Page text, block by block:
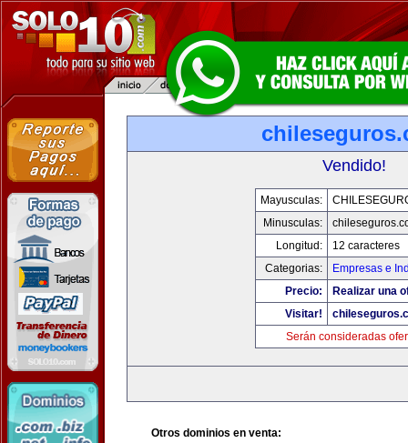
Vendido!
Mayusculas:
Minusculas:
Longitud:
12 caracteres
Categorias:
Empresas e
Precio:
Realizar una
Visitar!
Serán consideradas
Otros dominios en venta: